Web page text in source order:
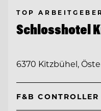
TOP
Schlosshotel
6370 Kitzbühel,
F&B